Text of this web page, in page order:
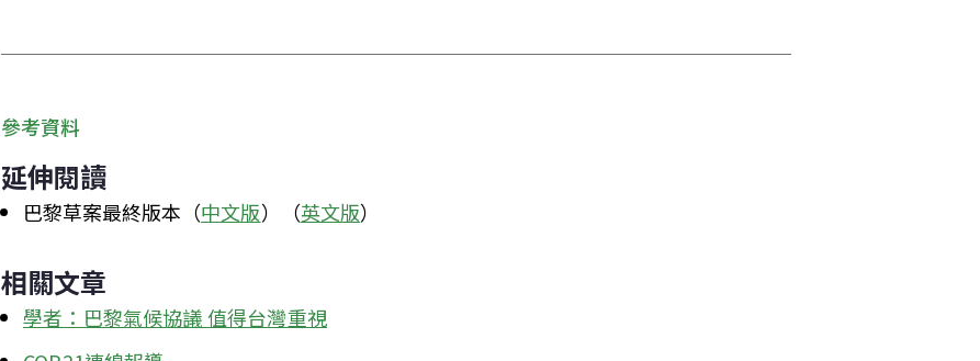
參考資料
延伸閱讀
巴黎草案最終版本（中文版）（英文版）
相關文章
學者：巴黎氣候協議 值得台灣重視